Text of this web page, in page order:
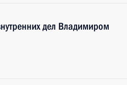
дел Владимиром